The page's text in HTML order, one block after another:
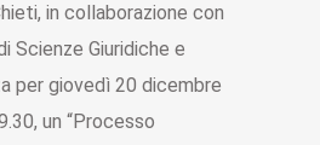
in collaborazione con
Scienze Giuridiche e
per giovedì 20 dicembre
un “Processo